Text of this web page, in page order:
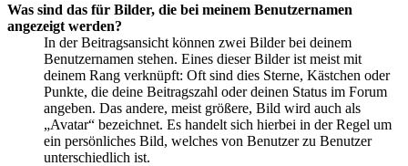
Was sind das für Bilder, die bei meinem Benutzernamen
angezeigt werden?
In der Beitragsansicht können zwei Bilder bei deinem
Benutzernamen stehen. Eines dieser Bilder ist meist mit
deinem Rang verknüpft: Oft sind dies Sterne, Kästchen oder
Punkte, die deine Beitragszahl oder deinen Status im Forum
angeben. Das andere, meist größere, Bild wird auch als
„Avatar“ bezeichnet. Es handelt sich hierbei in der Regel um
ein persönliches Bild, welches von Benutzer zu Benutzer
unterschiedlich ist.